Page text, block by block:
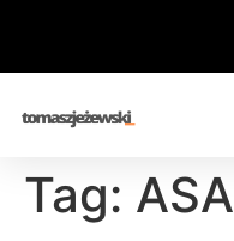
Tag: ASA